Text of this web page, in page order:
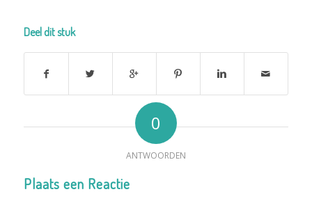
Deel dit stuk
0
ANTWOORDEN
Plaats een Reactie